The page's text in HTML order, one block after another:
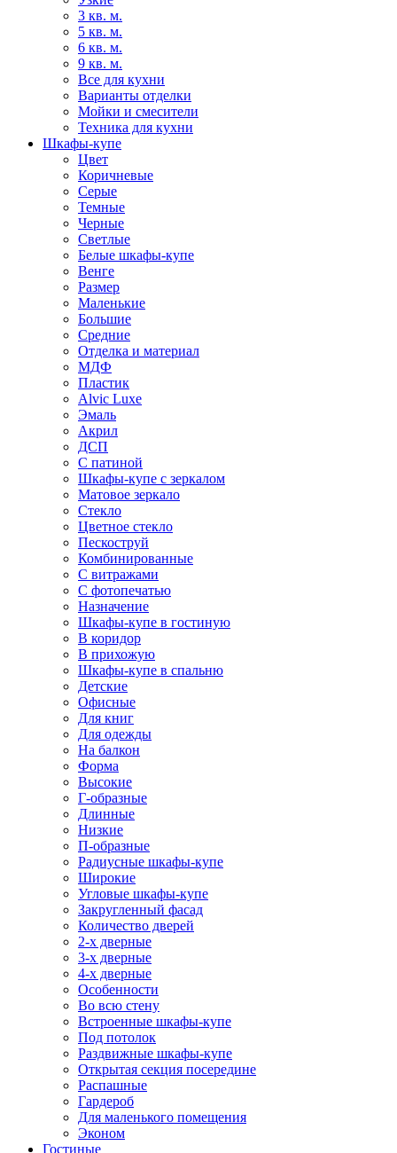
3 кв. м.
5 кв. м.
6 кв. м.
9 кв. м.
Все для кухни
Варианты отделки
Мойки и смесители
Техника для кухни
Шкафы-купе
Цвет
Коричневые
Серые
Темные
Черные
Светлые
Белые шкафы-купе
Венге
Размер
Маленькие
Большие
Средние
Отделка и материал
МДФ
Пластик
Alvic Luxe
Эмаль
Акрил
ДСП
С патиной
Шкафы-купе с зеркалом
Матовое зеркало
Стекло
Цветное стекло
Пескоструй
Комбинированные
С витражами
С фотопечатью
Назначение
Шкафы-купе в гостиную
В коридор
В прихожую
Шкафы-купе в спальню
Детские
Офисные
Для книг
Для одежды
На балкон
Форма
Высокие
Г-образные
Длинные
Низкие
П-образные
Радиусные шкафы-купе
Широкие
Угловые шкафы-купе
Закругленный фасад
Количество дверей
2-х дверные
3-х дверные
4-х дверные
Особенности
Во всю стену
Встроенные шкафы-купе
Под потолок
Раздвижные шкафы-купе
Открытая секция посередине
Распашные
Гардероб
Для маленького помещения
Эконом
Гостиные